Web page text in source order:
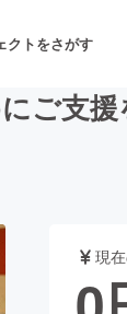
クトをさがす
・パフォーマンス
ご支援
現